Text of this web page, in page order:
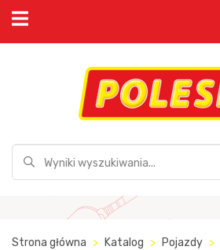
Strona główna Katalog Pojazdy